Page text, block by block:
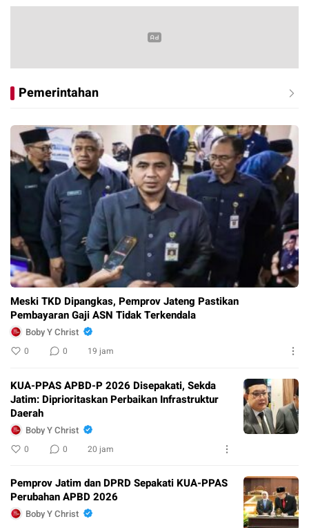
9 jam
Pemerintahan
Meski TKD Dipangkas, Pemprov Jateng Pastikan
Pembayaran Gaji ASN Tidak Terkendala
Boby Y Christ
0 0 19 jam
KUA-PPAS APBD-P 2026 Disepakati, Sekda
Jatim: Diprioritaskan Perbaikan Infrastruktur
Daerah
Boby Y Christ
0 0 20 jam
Pemprov Jatim dan DPRD Sepakati KUA-PPAS
Perubahan APBD 2026
Boby Y Christ